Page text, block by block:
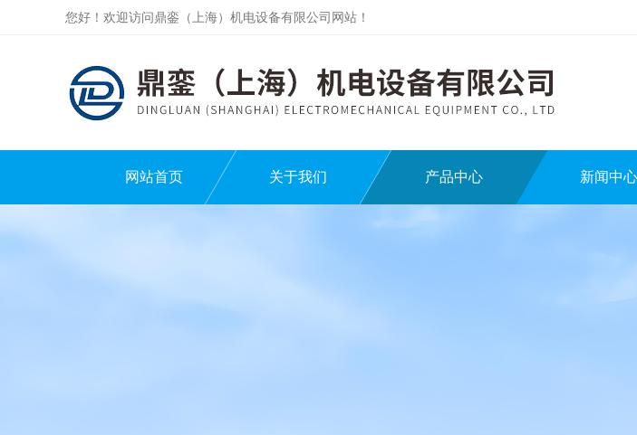
您好！欢迎访问鼎銮（上海）机电设备有限公司网站！
网站首页 关于我们 产品中心 新闻中心